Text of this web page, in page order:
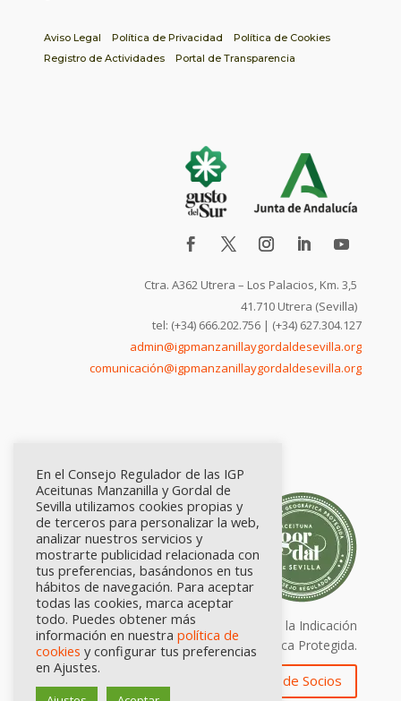
Aviso Legal Política de Privacidad
Política de Cookies
Registro de Actividades
Portal de Transparencia
Ctra. A362 Utrera – Los Palacios, Km. 3,5
41.710 Utrera (Sevilla)
tel: (+34) 666.202.756 | (+34) 627.304.127
admin@igpmanzanillaygordaldesevilla.org
comunicación@igpmanzanillaygordaldesevilla.org
Calidad certificada por Origen. Sellos de la Indicación
Geográfica Protegida.
Zona de Socios
En el Consejo Regulador de las IGP
Aceitunas Manzanilla y Gordal de
Sevilla utilizamos cookies propias y
de terceros para personalizar la web,
analizar nuestros servicios y
mostrarte publicidad relacionada con
tus preferencias, basándonos en tus
hábitos de navegación. Para aceptar
todas las cookies, marca aceptar
todo. Puedes obtener más
información en nuestra política de
cookies y configurar tus preferencias
en Ajustes.